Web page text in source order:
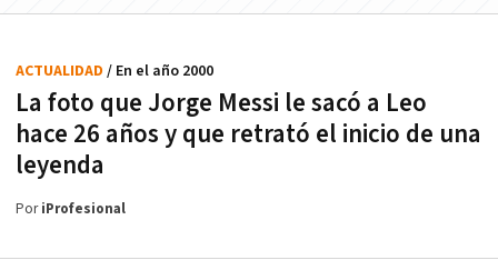
La foto que Jorge Messi le sacó a Leo
hace 26 años y que retrató el inicio de una
leyenda
ACTUALIDAD / En el año 2000
PoriProfesional